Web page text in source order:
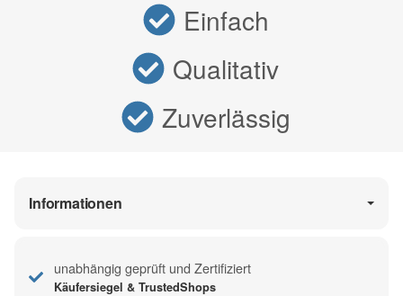
Einfach
Qualitativ
Zuverlässig
Informationen
unabhängig geprüft und Zertifiziert
Käufersiegel & TrustedShops